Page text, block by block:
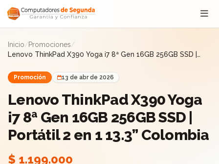
Saltar al contenido
Inicio/Promociones/
Lenovo ThinkPad X390 Yoga i7 8ª Gen 16GB 256GB SSD |
Promoción 13 de abr de 2026
Lenovo ThinkPad X390 Yoga
i7 8ª Gen 16GB 256GB SSD |
Portátil 2 en 1 13.3” Colombia
$ 1.199.000